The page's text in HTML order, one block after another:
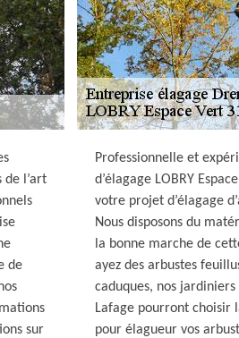
de l’art
de
sur
Professionnelle et
d’élagage LOBRY
votre projet d’élagage
Nous disposons du
la bonne marche de
ayez des arbustes
caduques, nos
Lafage pourront choisir
pour élagueur vos